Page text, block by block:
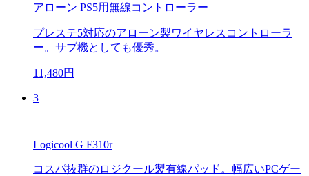
アローン PS5用無線コントローラー
プレステ5対応のアローン製ワイヤレスコントローラ
ー。サブ機としても優秀。
11,480円
3
Logicool G F310r
コスパ抜群のロジクール製有線パッド。幅広いPCゲー